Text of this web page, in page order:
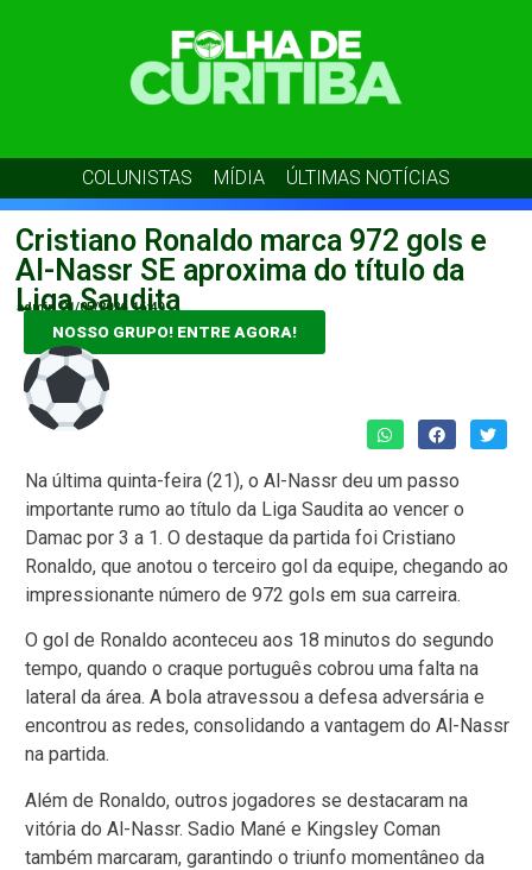
COLUNISTAS MÍDIA ÚLTIMAS NOTÍCIAS
Cristiano Ronaldo marca 972 gols e
Al-Nassr SE aproxima do título da
Liga Saudita
admin 21/05/2026 16:49
NOSSO GRUPO! ENTRE AGORA!
Na última quinta-feira (21), o Al-Nassr deu um passo
importante rumo ao título da Liga Saudita ao vencer o
Damac por 3 a 1. O destaque da partida foi Cristiano
Ronaldo, que anotou o terceiro gol da equipe, chegando ao
impressionante número de 972 gols em sua carreira.
O gol de Ronaldo aconteceu aos 18 minutos do segundo
tempo, quando o craque português cobrou uma falta na
lateral da área. A bola atravessou a defesa adversária e
encontrou as redes, consolidando a vantagem do Al-Nassr
na partida.
Além de Ronaldo, outros jogadores se destacaram na
vitória do Al-Nassr. Sadio Mané e Kingsley Coman
também marcaram, garantindo o triunfo momentâneo da